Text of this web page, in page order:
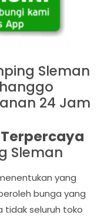
Sleman
24 Jam
Sleman
yang
bunga yang
tidak seluruh toko